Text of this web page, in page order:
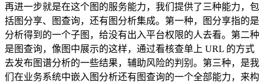
再进一步就是在这个图的服务能力，我们提供了三种能力，包
括图分享、图查询，还有图分析集成。第一种，图分享指的是
分析得到的一个子图，给没有出入平台权限的人去看。第二种
是图查询，像图中展示的这样，通过看核查单上 URL 的方式
去发布图谱分析的一些结果，辅助风险的判别。第三种，是我
们在业务系统中嵌入图分析还有图查询的一个全部能力，来构